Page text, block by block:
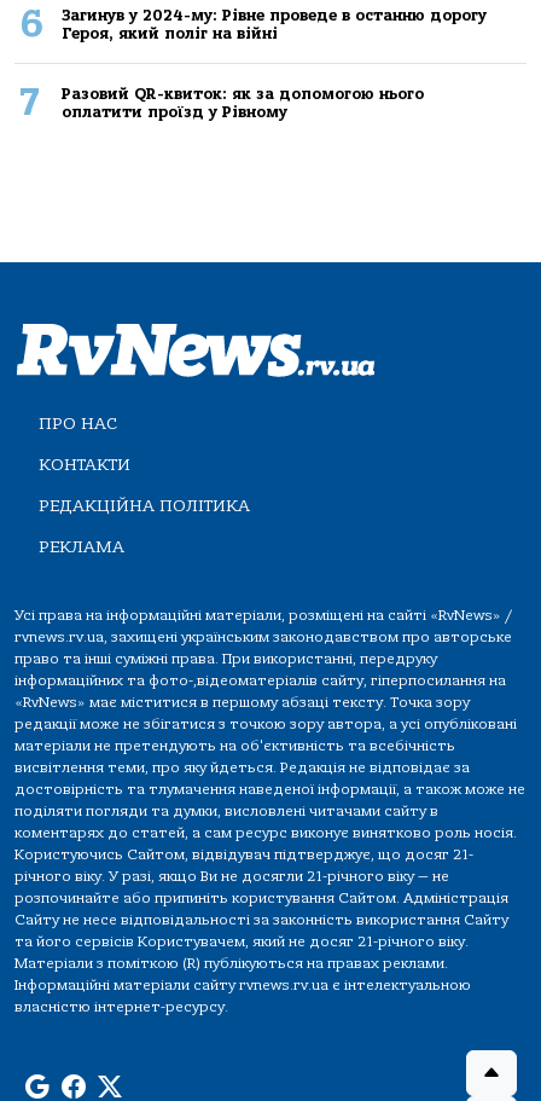
6
Загинув у 2024-му: Рівне проведе в останню дорогу
Героя, який поліг на війні
7
Разовий QR-квиток: як за допомогою нього
оплатити проїзд у Рівному
ПРО НАС
КОНТАКТИ
РЕДАКЦІЙНА ПОЛІТИКА
РЕКЛАМА
Усі права на інформаційні матеріали, розміщені на сайті «RvNews» /
rvnews.rv.ua, захищені українським законодавством про авторське
право та інші суміжні права. При використанні, передруку
інформаційних та фото-,відеоматеріалів сайту, гіперпосилання на
«RvNews» має міститися в першому абзаці тексту. Точка зору
редакції може не збігатися з точкою зору автора, а усі опубліковані
матеріали не претендують на об'єктивність та всебічність
висвітлення теми, про яку йдеться. Редакція не відповідає за
достовірність та тлумачення наведеної інформації, а також може не
поділяти погляди та думки, висловлені читачами сайту в
коментарях до статей, а сам ресурс виконує винятково роль носія.
Користуючись Сайтом, відвідувач підтверджує, що досяг 21-
річного віку. У разі, якщо Ви не досягли 21-річного віку — не
розпочинайте або припиніть користування Сайтом. Адміністрація
Сайту не несе відповідальності за законність використання Сайту
та його сервісів Користувачем, який не досяг 21-річного віку.
Матеріали з поміткою (R) публікуються на правах реклами.
Інформаційні матеріали сайту rvnews.rv.ua є інтелектуальною
власністю інтернет-ресурсу.